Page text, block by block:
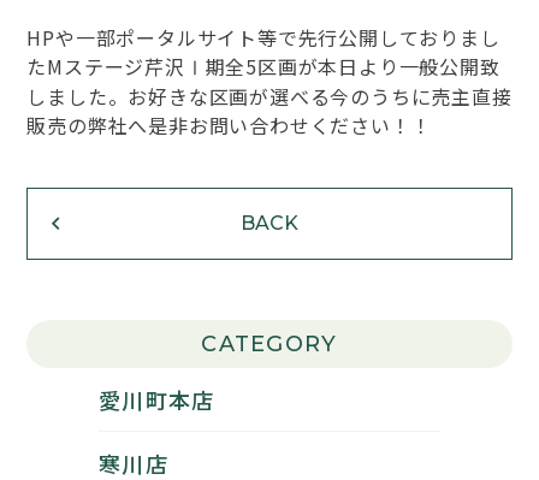
HPや一部ポータルサイト等で先行公開しておりまし
たMステージ芹沢Ⅰ期全5区画が本日より一般公開致
しました。お好きな区画が選べる今のうちに売主直接
販売の弊社へ是非お問い合わせください！！
BACK
CATEGORY
愛川町本店
寒川店